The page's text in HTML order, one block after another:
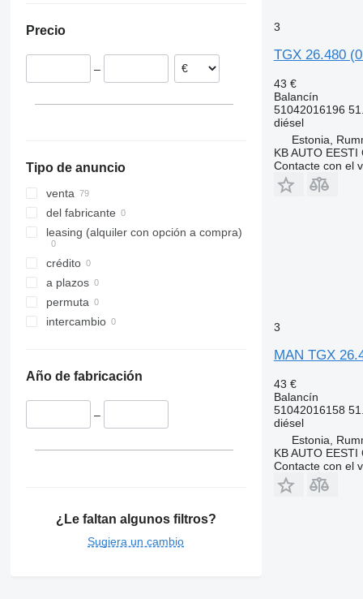
Precio
–
Tipo de anuncio
venta
del fabricante
leasing (alquiler con opción a compra)
crédito
a plazos
permuta
intercambio
Año de fabricación
–
¿Le faltan algunos filtros?
Sugiera un cambio
3
TGX 26.480
43 €
Balancín
51042016196
diésel
Estonia,
KB AUTO EESTI
Contacte con el
3
MAN TGX
43 €
Balancín
51042016158
diésel
Estonia,
KB AUTO EESTI
Contacte con el